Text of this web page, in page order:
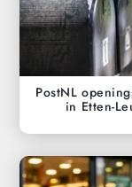
PostNL
in Etten-